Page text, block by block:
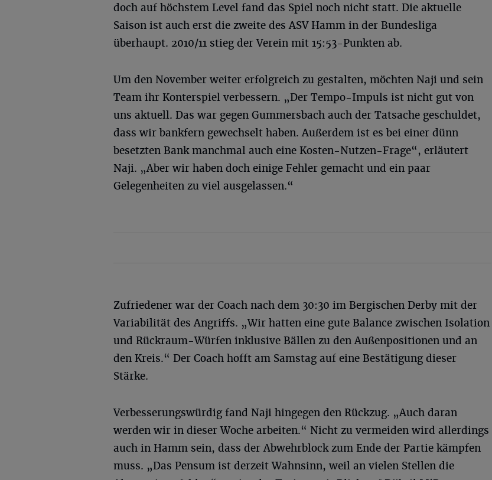
doch auf höchstem Level fand das Spiel noch nicht statt. Die aktuelle
Saison ist auch erst die zweite des ASV Hamm in der Bundesliga
überhaupt. 2010/11 stieg der Verein mit 15:53-Punkten ab.
Um den November weiter erfolgreich zu gestalten, möchten Naji und sein
Team ihr Konterspiel verbessern. „Der Tempo-Impuls ist nicht gut von
uns aktuell. Das war gegen Gummersbach auch der Tatsache geschuldet,
dass wir bankfern gewechselt haben. Außerdem ist es bei einer dünn
besetzten Bank manchmal auch eine Kosten-Nutzen-Frage“, erläutert
Naji. „Aber wir haben doch einige Fehler gemacht und ein paar
Gelegenheiten zu viel ausgelassen.“
Zufriedener war der Coach nach dem 30:30 im Bergischen Derby mit der
Variabilität des Angriffs. „Wir hatten eine gute Balance zwischen Isolation
und Rückraum-Würfen inklusive Bällen zu den Außenpositionen und an
den Kreis.“ Der Coach hofft am Samstag auf eine Bestätigung dieser
Stärke.
Verbesserungswürdig fand Naji hingegen den Rückzug. „Auch daran
werden wir in dieser Woche arbeiten.“ Nicht zu vermeiden wird allerdings
auch in Hamm sein, dass der Abwehrblock zum Ende der Partie kämpfen
muss. „Das Pensum ist derzeit Wahnsinn, weil an vielen Stellen die